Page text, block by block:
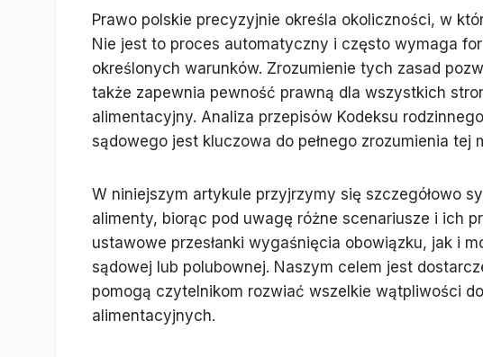
Prawo polskie precyzyjnie określa okoliczności, w
Nie jest to proces automatyczny i często wymaga
określonych warunków. Zrozumienie tych zasad
także zapewnia pewność prawną dla wszystkich
alimentacyjny. Analiza przepisów Kodeksu
sądowego jest kluczowa do pełnego zrozumienia tej
W niniejszym artykule przyjrzymy się szczegółowo
alimenty, biorąc pod uwagę różne scenariusze i ich
ustawowe przesłanki wygaśnięcia obowiązku, jak i
sądowej lub polubownej. Naszym celem jest
pomogą czytelnikom rozwiać wszelkie wątpliwości
alimentacyjnych.